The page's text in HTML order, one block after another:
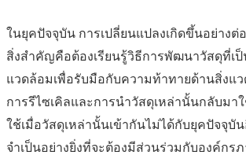
ในยุคปัจจุบัน การเปลี่ยนแปลงเกิดขึ้นอย่างต่อ
สิ่งสำคัญคือต้องเรียนรู้วิธีการพัฒนาวัสดุที่เ
แวดล้อมเพื่อรับมือกับความท้าทายด้านสิ่งแ
การรีไซเคิลและการนำวัสดุเหล่านั้นกลับมา
ใช้เมื่อวัสดุเหล่านั้นเข้ากันไม่ได้กับยุคปัจจุบั
จำเป็นอย่างยิ่งที่จะต้องมีส่วนร่วมกับองค์กรภ